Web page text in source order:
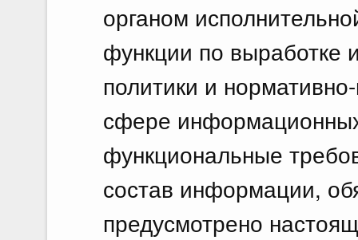
органом
функции по выработке
политики и
сфере
функциональные
состав информации,
предусмотрено